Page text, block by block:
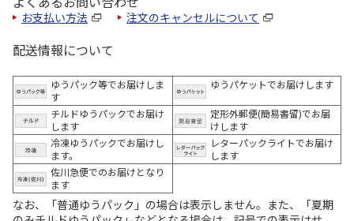
お支払い方法 注文のキャンセルについて
配送情報について
ゆうパック等でお届けしま
す
ゆうパケットでお届けします
チルドゆうパックでお届け
します
定形外郵便(簡易書留)でお届
けします
冷凍ゆうパックでお届けし
ます。
レターパックライトでお届け
します
佐川急便でのお届けとなり
ます
なお、「普通ゆうパック」の場合は表示しません。また、「夏期